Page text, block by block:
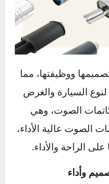
في السيارة
ووظيفتها، مما